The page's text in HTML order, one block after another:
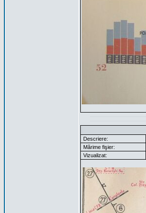
Descriere:
Mărime fişier:
Vizualizat: